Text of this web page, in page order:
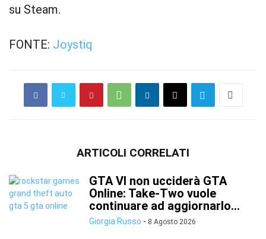
su Steam.
FONTE: Joystiq
ARTICOLI CORRELATI
GTA VI non ucciderà GTA
Online: Take-Two vuole
continuare ad aggiornarlo...
Giorgia Russo - 8 Agosto 2026